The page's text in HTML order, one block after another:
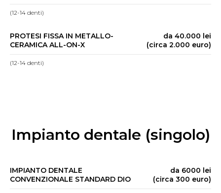
(12-14 denti)
PROTESI FISSA IN METALLO-
CERAMICA ALL-ON-X
da 40.000 lei
(circa 2.000 euro)
(12-14 denti)
Impianto dentale (singolo)
IMPIANTO DENTALE
CONVENZIONALE STANDARD DIO
da 6000 lei
(circa 300 euro)